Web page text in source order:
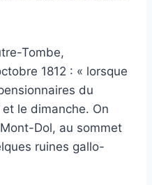
Tombe,
1812 : « lorsque
du
le dimanche. On
Dol, au sommet
ruines gallo-